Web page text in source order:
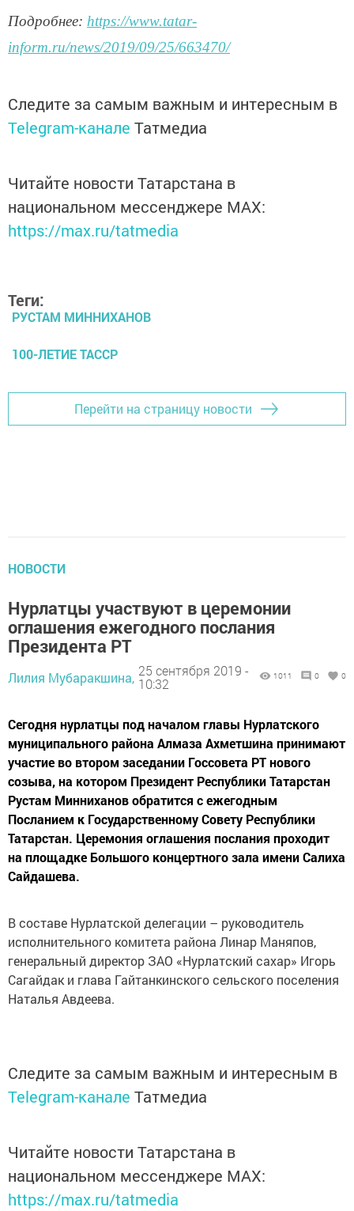
Подробнее: https://www.tatar-
inform.ru/news/2019/09/25/663470/
Следите за самым важным и интересным в
Telegram-канале Татмедиа
Читайте новости Татарстана в
национальном мессенджере MАХ:
https://max.ru/tatmedia
Теги:
РУСТАМ МИННИХАНОВ
100-ЛЕТИЕ ТАССР
Перейти на страницу новости
НОВОСТИ
Нурлатцы участвуют в церемонии
оглашения ежегодного послания
Президента РТ
Лилия Мубаракшина, 25 сентября 2019 -
10:32
1011 0 0
Сегодня нурлатцы под началом главы Нурлатского
муниципального района Алмаза Ахметшина принимают
участие во втором заседании Госсовета РТ нового
созыва, на котором Президент Республики Татарстан
Рустам Минниханов обратится с ежегодным
Посланием к Государственному Совету Республики
Татарстан. Церемония оглашения послания проходит
на площадке Большого концертного зала имени Салиха
Сайдашева.
В составе Нурлатской делегации – руководитель
исполнительного комитета района Линар Маняпов,
генеральный директор ЗАО «Нурлатский сахар» Игорь
Сагайдак и глава Гайтанкинского сельского поселения
Наталья Авдеева.
Следите за самым важным и интересным в
Telegram-канале Татмедиа
Читайте новости Татарстана в
национальном мессенджере MАХ:
https://max.ru/tatmedia